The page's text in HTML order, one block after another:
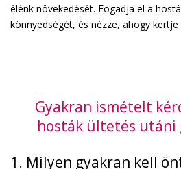
élénk növekedését. Fogadja el a
könnyedségét, és nézze, ahogy kertje
Gyakran ismételt
hosták ültetés utáni
1. Milyen gyakran kell